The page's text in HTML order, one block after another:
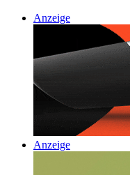
Anzeige
Anzeige